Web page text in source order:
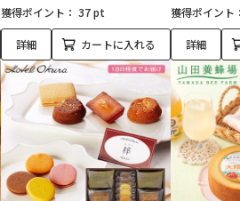
獲得ポイント： 37 pt
詳細 カートに入れる
獲得ポイント：
詳細